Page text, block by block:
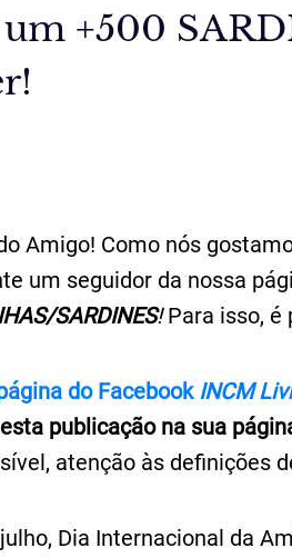
+500
Amigo! Como nós
um seguidor da nossa
SARDINES!Para isso, é
do Facebook INCM
publicação na sua
atenção às definições
Dia Internacional da